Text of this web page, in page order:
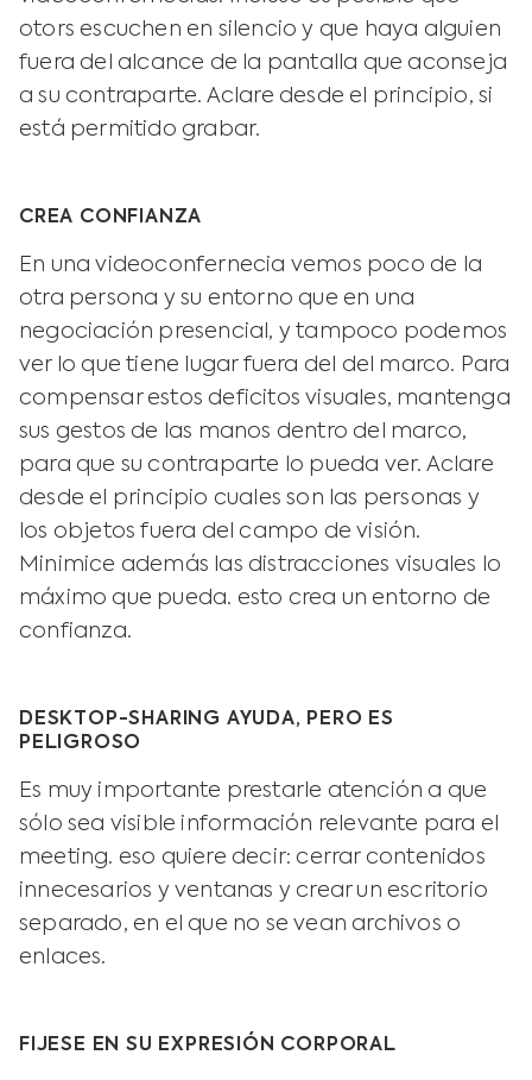
otors escuchen en silencio y que haya alguien
fuera del alcance de la pantalla que aconseja
a su contraparte. Aclare desde el principio, si
está permitido grabar.
CREA CONFIANZA
En una videoconfernecia vemos poco de la
otra persona y su entorno que en una
negociación presencial, y tampoco podemos
ver lo que tiene lugar fuera del del marco. Para
compensar estos deficitos visuales, mantenga
sus gestos de las manos dentro del marco,
para que su contraparte lo pueda ver. Aclare
desde el principio cuales son las personas y
los objetos fuera del campo de visión.
Minimice además las distracciones visuales lo
máximo que pueda. esto crea un entorno de
confianza.
DESKTOP-SHARING AYUDA, PERO ES
PELIGROSO
Es muy importante prestarle atención a que
sólo sea visible información relevante para el
meeting. eso quiere decir: cerrar contenidos
innecesarios y ventanas y crear un escritorio
separado, en el que no se vean archivos o
enlaces.
FIJESE EN SU EXPRESIÓN CORPORAL